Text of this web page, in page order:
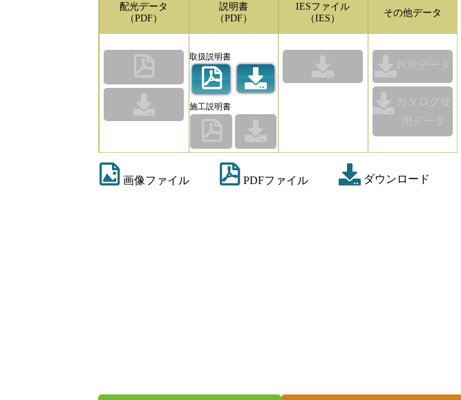
配光データ
（PDF）
説明書
（PDF）
取扱説明書
施工説明書
IESファイル
（IES）
その他データ
POPデータ
カタログ使
用データ
画像ファイル PDFファイル ダウンロード